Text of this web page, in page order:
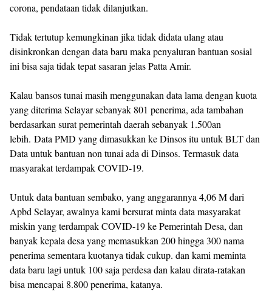
corona, pendataan tidak dilanjutkan.
Tidak tertutup kemungkinan jika tidak didata ulang atau
disinkronkan dengan data baru maka penyaluran bantuan sosial
ini bisa saja tidak tepat sasaran jelas Patta Amir.
Kalau bansos tunai masih menggunakan data lama dengan kuota
yang diterima Selayar sebanyak 801 penerima, ada tambahan
berdasarkan surat pemerintah daerah sebanyak 1.500an
lebih. Data PMD yang dimasukkan ke Dinsos itu untuk BLT dan
Data untuk bantuan non tunai ada di Dinsos. Termasuk data
masyarakat terdampak COVID-19.
Untuk data bantuan sembako, yang anggarannya 4,06 M dari
Apbd Selayar, awalnya kami bersurat minta data masyarakat
miskin yang terdampak COVID-19 ke Pemerintah Desa, dan
banyak kepala desa yang memasukkan 200 hingga 300 nama
penerima sementara kuotanya tidak cukup. dan kami meminta
data baru lagi untuk 100 saja perdesa dan kalau dirata-ratakan
bisa mencapai 8.800 penerima, katanya.